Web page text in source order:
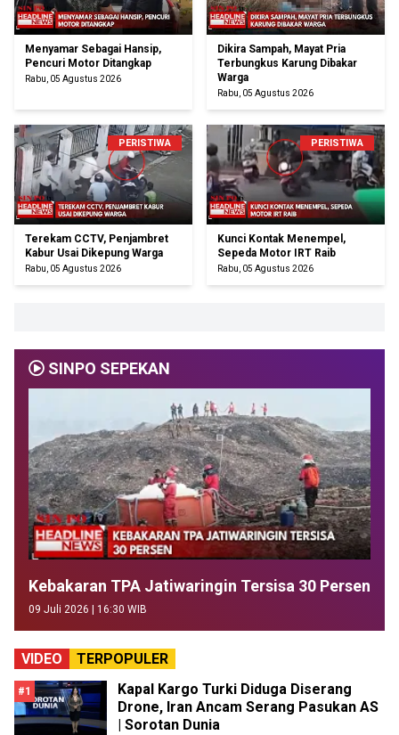
Menyamar Sebagai Hansip,
Pencuri Motor Ditangkap
Rabu, 05 Agustus 2026
Dikira Sampah, Mayat Pria
Terbungkus Karung Dibakar
Warga
Rabu, 05 Agustus 2026
PERISTIWA
Terekam CCTV, Penjambret
Kabur Usai Dikepung Warga
Rabu, 05 Agustus 2026
PERISTIWA
Kunci Kontak Menempel,
Sepeda Motor IRT Raib
Rabu, 05 Agustus 2026
SINPO SEPEKAN
Kebakaran TPA Jatiwaringin Tersisa 30 Persen
09 Juli 2026 | 16:30 WIB
VIDEO TERPOPULER
#1
Kapal Kargo Turki Diduga Diserang
Drone, Iran Ancam Serang Pasukan AS
| Sorotan Dunia